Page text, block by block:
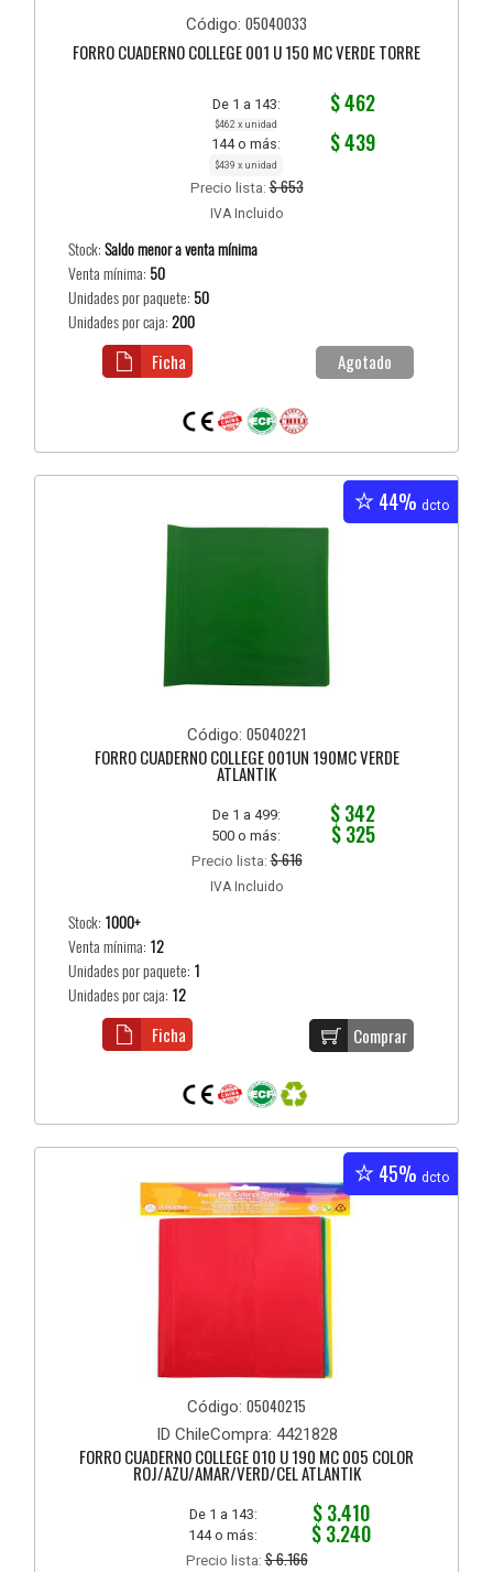
Código: 05040033
FORRO CUADERNO COLLEGE 001 U 150 MC VERDE TORRE
De 1 a 143: $ 462
$462 x unidad
144 o más: $ 439
$439 x unidad
Precio lista:$ 653
IVA Incluido
Stock:Saldo menor a venta mínima
Venta mínima: 50
Unidades por paquete: 50
Unidades por caja:200
Agotado
Ficha
44% dcto
Código: 05040221
FORRO CUADERNO COLLEGE 001UN 190MC VERDE
ATLANTIK
De 1 a 499: $ 342
500 o más: $ 325
Precio lista:$ 616
IVA Incluido
Stock: 1000+
Venta mínima: 12
Unidades por paquete: 1
Unidades por caja: 12
Comprar
Ficha
45% dcto
Código: 05040215
ID ChileCompra: 4421828
FORRO CUADERNO COLLEGE 010 U 190 MC 005 COLOR
ROJ/AZU/AMAR/VERD/CEL ATLANTIK
De 1 a 143: $ 3.410
144 o más: $ 3.240
Precio lista:$ 6.166